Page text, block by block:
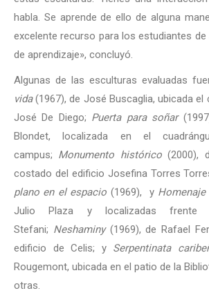
habla. Se aprende de ello de alguna
excelente recurso para los estudiantes
de aprendizaje», concluyó.
Algunas de las esculturas evaluadas
vida(1967), de José Buscaglia, ubicada el
José De Diego; Puerta para soñar
Blondet, localizada en el
campus; Monumento histórico(2000),
costado del edificio Josefina Torres
plano en el espacio (1969), y
Julio Plaza y localizadas frente
Stefani; Neshaminy(1969), de Rafael
edificio de Celis; y Serpentinata
Rougemont, ubicada en el patio de la
otras.